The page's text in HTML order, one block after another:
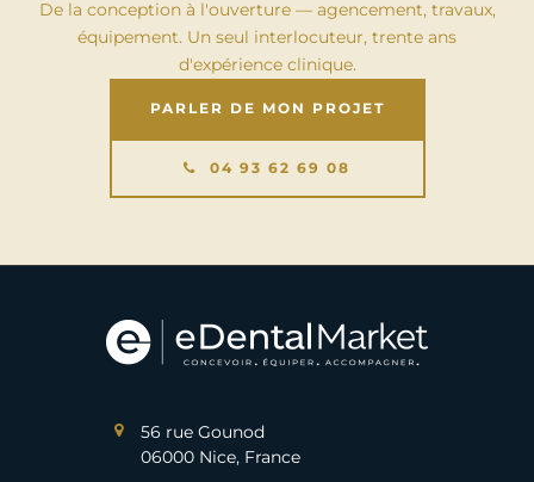
De la conception à l'ouverture — agencement, travaux,
équipement. Un seul interlocuteur, trente ans
d'expérience clinique.
PARLER DE MON PROJET
04 93 62 69 08
56 rue Gounod
06000 Nice, France